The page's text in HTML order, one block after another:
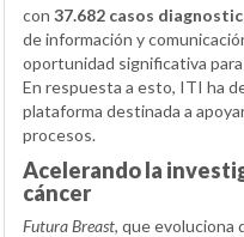
con 37.682 casos
de información y
oportunidad significativa
En respuesta a esto, ITI ha
plataforma destinada a
procesos.
Acelerando la
cáncer
Futura Breast, que